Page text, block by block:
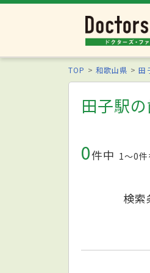
TOP 和歌山県 田
田子駅
0件中 1〜0
検